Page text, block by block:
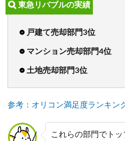
東急リバブルの実績
戸建て売却部門3位
マンション売却部門4位
土地売却部門3位
参考：オリコン満足度ランキン
これらの部門でト